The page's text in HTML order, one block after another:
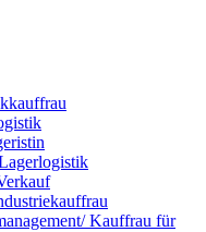
Kauffrau für